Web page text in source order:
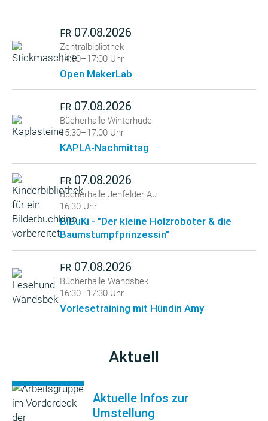
FR 07.08.2026
Zentralbibliothek
14:00–17:00 Uhr
Open MakerLab
FR 07.08.2026
Bücherhalle Winterhude
15:30–17:00 Uhr
KAPLA-Nachmittag
FR 07.08.2026
Bücherhalle Jenfelder Au
16:30 Uhr
BiBuKi - "Der kleine Holzroboter & die
Baumstumpfprinzessin"
FR 07.08.2026
Bücherhalle Wandsbek
16:30–17:30 Uhr
Vorlesetraining mit Hündin Amy
Aktuell
Aktuelle Infos zur
Umstellung